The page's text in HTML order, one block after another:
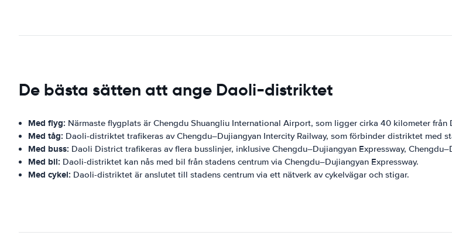
De bästa sätten att ange Daoli-distriktet
Med flyg: Närmaste flygplats är Chengdu Shuangliu International Airport, som ligger cirka 40 kilometer
Med tåg: Daoli-distriktet trafikeras av Chengdu–Dujiangyan Intercity Railway, som förbinder distriktet med
Med buss: Daoli District trafikeras av flera busslinjer, inklusive Chengdu–Dujiangyan Expressway,
Med bil: Daoli-distriktet kan nås med bil från stadens centrum via Chengdu–Dujiangyan Expressway.
Med cykel: Daoli-distriktet är anslutet till stadens centrum via ett nätverk av cykelvägar och stigar.